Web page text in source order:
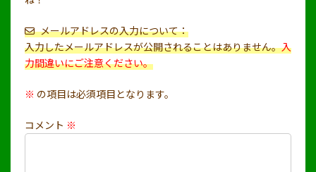
メールアドレスの入力について：
入力したメールアドレスが公開されることはありません。入
力間違いにご注意ください。
※ の項目は必須項目となります。
コメント ※